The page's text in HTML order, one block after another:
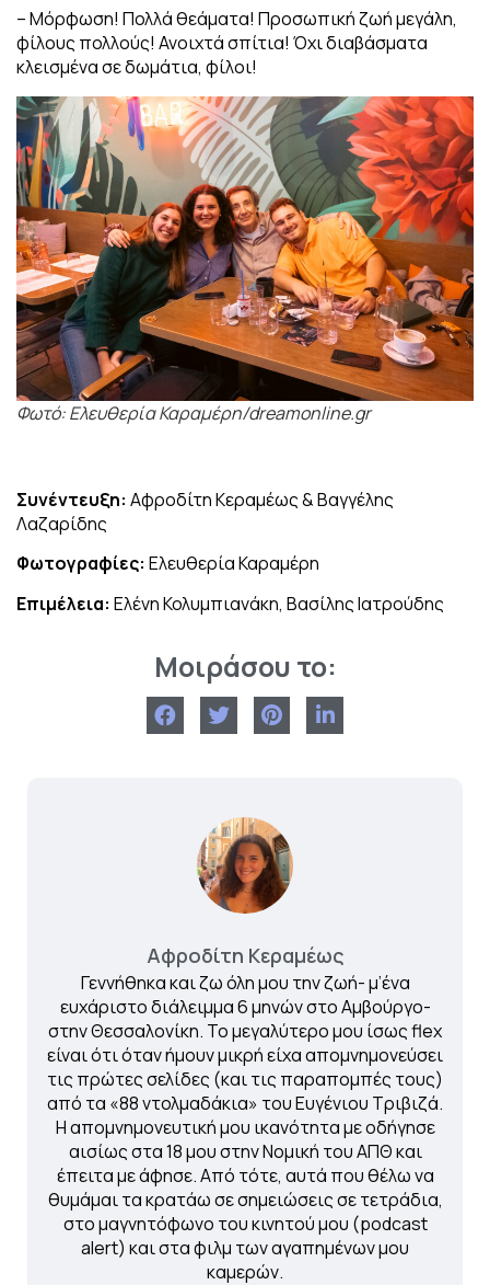
– Μόρφωση! Πολλά θεάματα! Προσωπική ζωή μεγάλη,
φίλους πολλούς! Ανοιχτά σπίτια! Όχι διαβάσματα
κλεισμένα σε δωμάτια, φίλοι!
Φωτό: Ελευθερία Καραμέρη/dreamonline.gr
Συνέντευξη: Αφροδίτη Κεραμέως & Βαγγέλης
Λαζαρίδης
Φωτογραφίες: Ελευθερία Καραμέρη
Επιμέλεια: Ελένη Κολυμπιανάκη, Βασίλης Ιατρούδης
Μοιράσου το:
Αφροδίτη Κεραμέως
Γεννήθηκα και ζω όλη μου την ζωή- μ’ένα
ευχάριστο διάλειμμα 6 μηνών στο Αμβούργο-
στην Θεσσαλονίκη. Το μεγαλύτερο μου ίσως flex
είναι ότι όταν ήμουν μικρή είχα απομνημονεύσει
τις πρώτες σελίδες (και τις παραπομπές τους)
από τα «88 ντολμαδάκια» του Ευγένιου Τριβιζά.
Η απομνημονευτική μου ικανότητα με οδήγησε
αισίως στα 18 μου στην Νομική του ΑΠΘ και
έπειτα με άφησε. Από τότε, αυτά που θέλω να
θυμάμαι τα κρατάω σε σημειώσεις σε τετράδια,
στο μαγνητόφωνο του κινητού μου (podcast
alert) και στα φιλμ των αγαπημένων μου
καμερών.